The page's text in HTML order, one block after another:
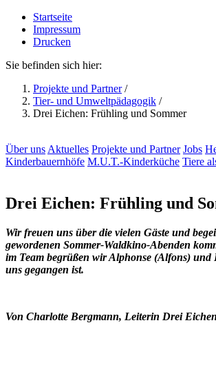
Startseite
Impressum
Drucken
Sie befinden sich hier:
Projekte und Partner /
Tier- und Umweltpädagogik /
Drei Eichen: Frühling und Sommer
Über uns Aktuelles Projekte und Partner Jobs
Kinderbauernhöfe M.U.T.-Kinderküche Tiere
Drei Eichen: Frühling und
Wir freuen uns über die vielen Gäste und
gewordenen Sommer-Waldkino-Abenden
im Team begrüßen wir Alphonse (Alfons)
uns gegangen ist.
Von Charlotte Bergmann, Leiterin Drei Eichen